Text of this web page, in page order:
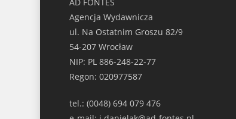
Agencja Wydawnicza
ul. Na Ostatnim Groszu 82/9
54-207 Wrocław
NIP: PL 886-248-22-77
Regon: 020977587
tel.: (0048) 694 079 476